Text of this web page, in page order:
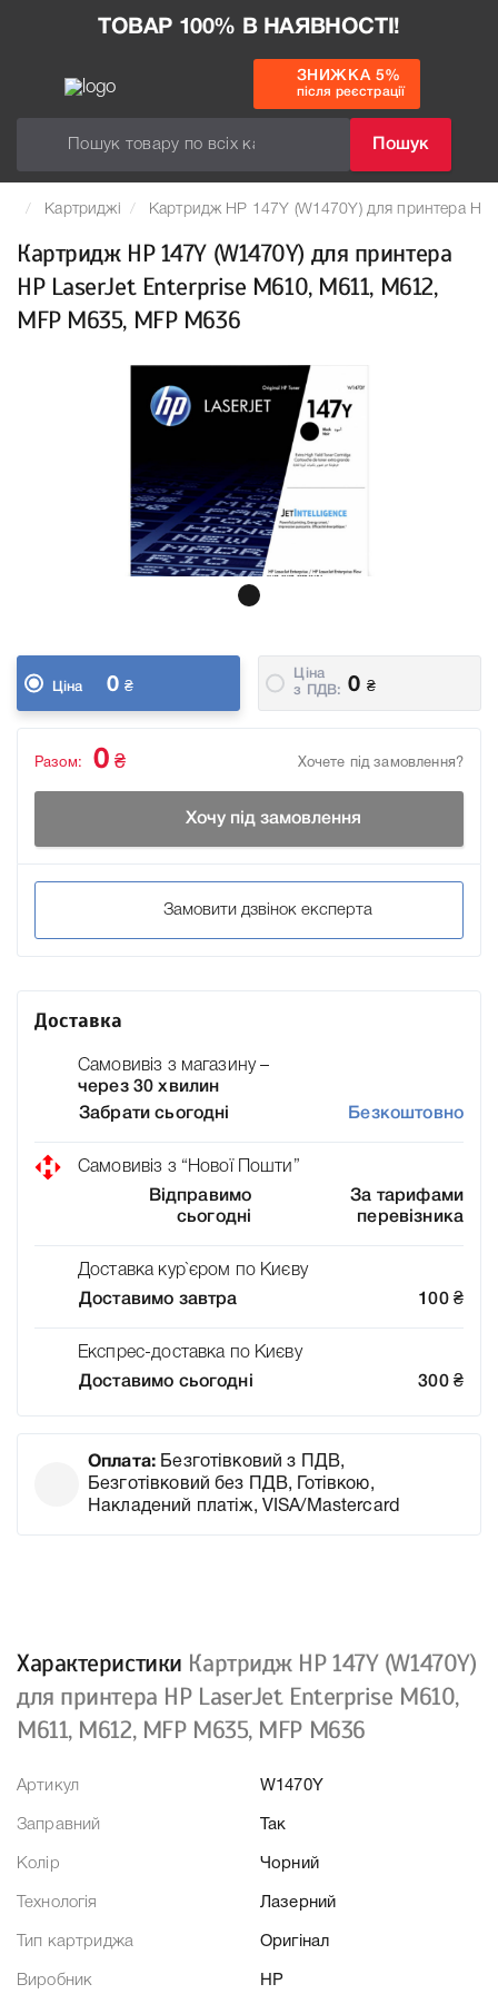
ТОВАР 100% В НАЯВНОСТІ!
Пошук
ЗНИЖКА 5%
після реєстрації
Картриджі Картридж HP 147Y (W1470Y) для принтера
Картридж HP 147Y (W1470Y) для принтера
HP LaserJet Enterprise M610, M611, M612,
MFP M635, MFP M636
Ціна 0 ₴
Ціна
з ПДВ:
0 ₴
Хочете під замовлення?
Разом: 0 ₴
Хочу під замовлення
Замовити дзвінок експерта
Доставка
Самовивіз з магазину –
через 30 хвилин
Забрати сьогодні
Безкоштовно
Самовивіз з “Нової Пошти”
Відправимо
сьогодні
За тарифами
перевізника
Доставка кур`єром по Києву
Доставимо завтра
100 ₴
Експрес-доставка по Києву
Доставимо сьогодні
300 ₴
Оплата: Безготівковий з ПДВ,
Безготівковий без ПДВ, Готівкою,
Накладений платіж, VISA/Mastercard
Характеристики Картридж HP 147Y (W1470Y)
для принтера HP LaserJet Enterprise M610,
M611, M612, MFP M635, MFP M636
Артикул W1470Y
Заправний Так
Колір Чорний
Технологія Лазерний
Тип картриджа Оригінал
Виробник HP